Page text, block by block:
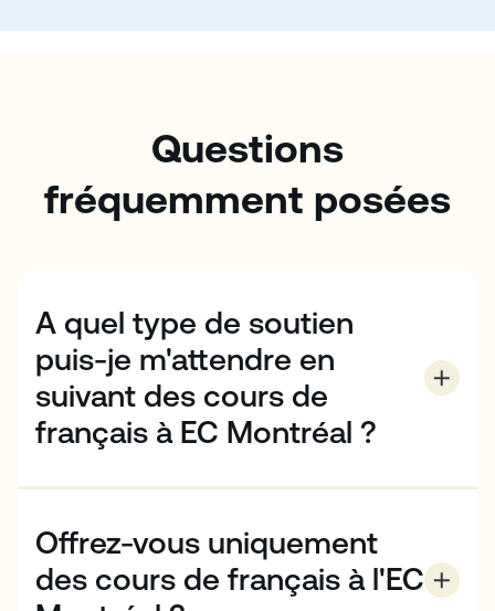
Questions
fréquemment posées
A quel type de soutien
puis-je m'attendre en
suivant des cours de
français à EC Montréal ?
sur votre expérience d'apprentissage personnelle –
commentaires réguliers et des évaluations
hebdomadaires, et en vous donnant les ressources
dont vous avez besoin pour progresser. Vous pouvez
Offrez-vous uniquement
des cours de français à l'EC